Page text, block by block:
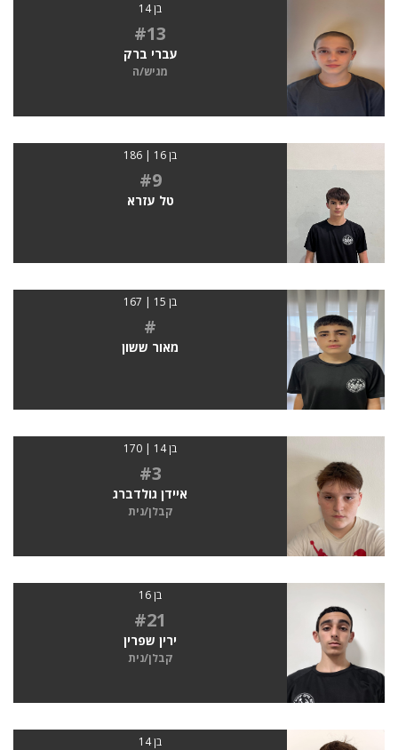
בן 14
#13
עברי ברק
מגיש/ה
בן 16 | 186
#9
טל עזרא
בן 15 | 167
#
מאור ששון
בן 14 | 170
#3
איידן גולדברג
קבלן/נית
בן 16
#21
ירין שפרין
קבלן/נית
בן 14